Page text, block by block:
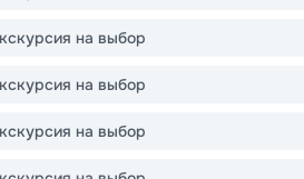
на выбор
на выбор
на выбор